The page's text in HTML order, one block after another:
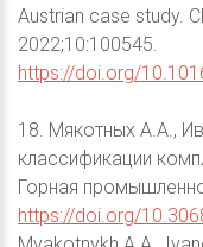
Austrian case study.
2022;10:100545.
https://doi.org/
18. Мякотных А.А.,
классификации
Горная
https://doi.org/